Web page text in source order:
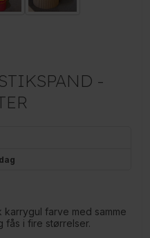
-
karrygul farve med samme
fås i fire størrelser.